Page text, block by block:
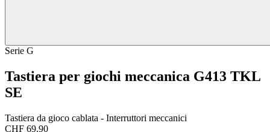
Serie G
Tastiera per giochi meccanica G413 TKL
SE
Tastiera da gioco cablata - Interruttori meccanici
CHF 69.90